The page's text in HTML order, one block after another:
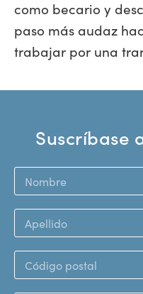
como becario y
paso más audaz
trabajar por una
Suscríbase